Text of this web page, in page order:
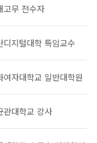
고무 전수자
디지털대학 특임교수
여자대학교 일반대학원
관대학교 강사